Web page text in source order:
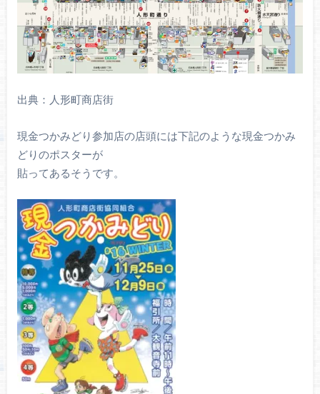
出典：人形町商店街
現金つかみどり参加店の店頭には下記のような現金つかみ
どりのポスターが
貼ってあるそうです。